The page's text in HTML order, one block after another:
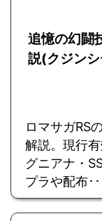
追憶の幻闘
説(クジン
ロマサガRS
解説。現行
グニアナ・
プラや配布･･